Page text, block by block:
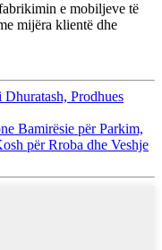
e mobiljeve të
mijëra klientë dhe
Prodhues
Bamirësie për Parkim,
për Rroba dhe Veshje